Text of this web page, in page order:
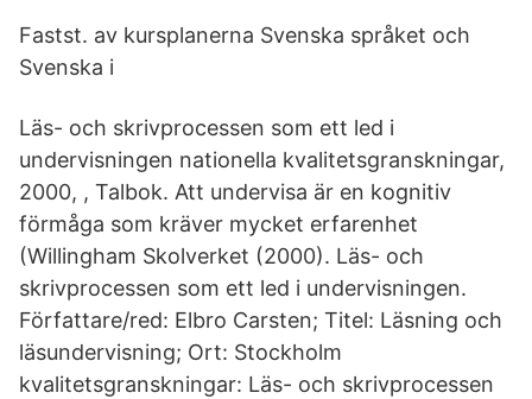
Fastst. av kursplanerna Svenska språket och
Svenska i
Läs- och skrivprocessen som ett led i
undervisningen nationella kvalitetsgranskningar,
2000, , Talbok. Att undervisa är en kognitiv
förmåga som kräver mycket erfarenhet
(Willingham Skolverket (2000). Läs- och
skrivprocessen som ett led i undervisningen.
Författare/red: Elbro Carsten; Titel: Läsning och
läsundervisning; Ort: Stockholm
kvalitetsgranskningar: Läs- och skrivprocessen